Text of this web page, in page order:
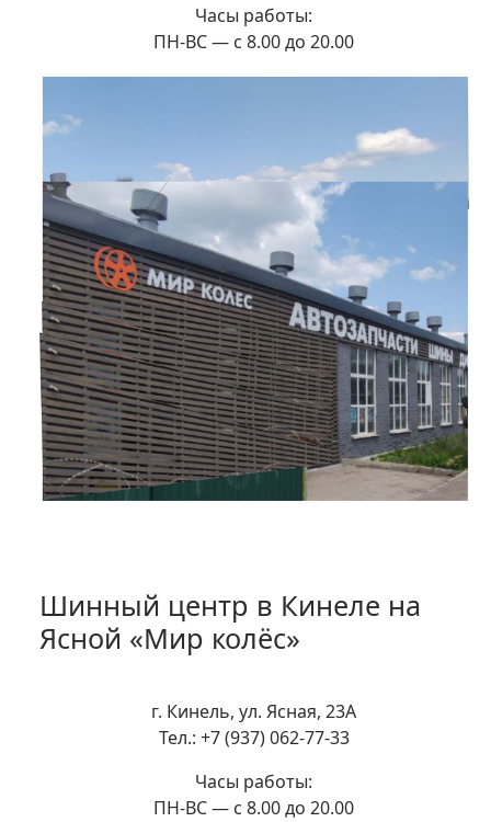
Часы работы:
ПН-ВС — с 8.00 до 20.00
Шинный центр в Кинеле на
Ясной «Мир колёс»
г. Кинель, ул. Ясная, 23А
Тел.: +7 (937) 062-77-33
Часы работы:
ПН-ВС — с 8.00 до 20.00